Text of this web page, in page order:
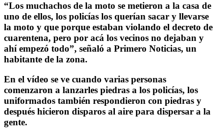
“Los muchachos de la moto se metieron a la casa de
uno de ellos, los policías los querían sacar y llevarse
la moto y que porque estaban violando el decreto de
cuarentena, pero por acá los vecinos no dejaban y
ahí empezó todo”, señaló a Primero Noticias, un
habitante de la zona.
En el vídeo se ve cuando varias personas
comenzaron a lanzarles piedras a los policías, los
uniformados también respondieron con piedras y
después hicieron disparos al aire para dispersar a la
gente.